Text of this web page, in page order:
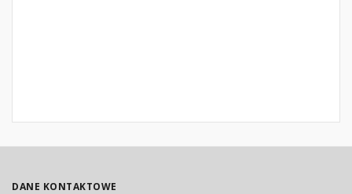
DANE KONTAKTOWE